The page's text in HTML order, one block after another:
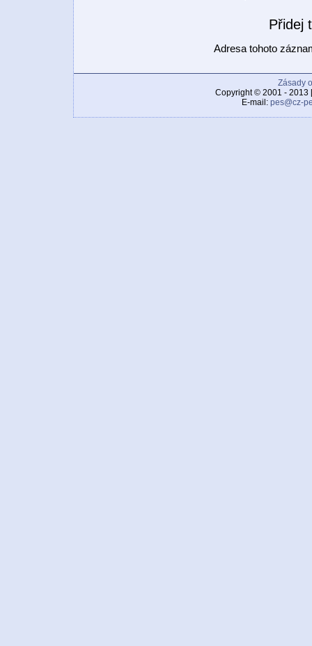
Přidej
Adresa tohoto
Zásady
Copyright © 2001 - 2013
E-mail: pes@cz-